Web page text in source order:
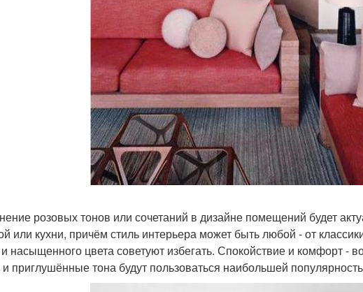
розовых тонов или сочетаний в дизайне помещений будет
или кухни, причём стиль интерьера может быть любой - от
и насыщенного цвета советуют избегать. Спокойствие и комфорт -
и приглушённые тона будут пользоваться наибольшей